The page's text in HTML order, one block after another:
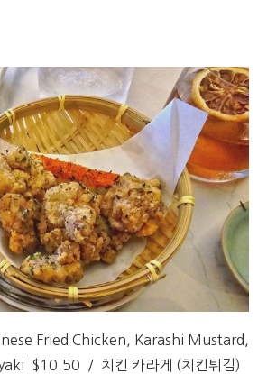
Fried Chicken, Karashi Mustard,
$10.50 / 치킨 카라게 (치킨튀김)